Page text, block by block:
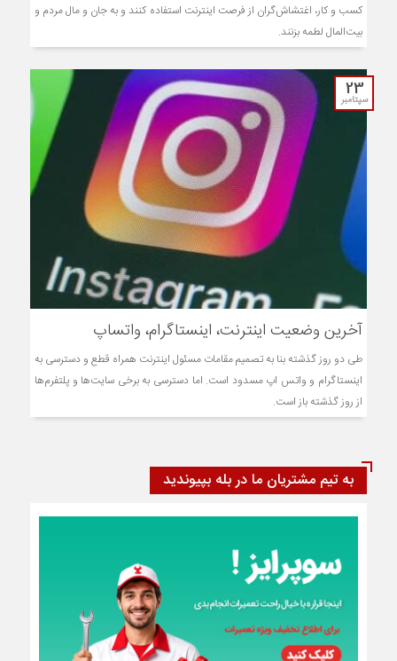
کسب و کار، اغتشاش‌گران از فرصت اینترنت استفاده کنند و به جان و مال مردم و
بیت‌المال لطمه بزنند.
23
سپتامبر
آخرین وضعیت اینترنت، اینستاگرام، واتساپ
طی دو روز گذشته بنا به تصمیم مقامات مسئول اینترنت همراه قطع و دسترسی به
اینستاگرام و واتس اپ مسدود است. اما دسترسی به برخی سایت‌ها و پلتفرم‌ها
از روز گذشته باز است.
به تیم مشتریان ما در بله بپیوندید